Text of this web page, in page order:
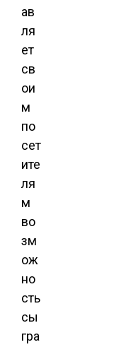
ав
ля
ет
св
ои
м
по
сет
ите
ля
м
во
зм
ож
но
сть
сы
гра